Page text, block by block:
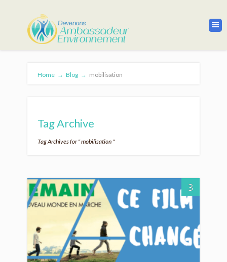
Home → Blog → mobilisation
Tag Archive
Tag Archives for " mobilisation "
3